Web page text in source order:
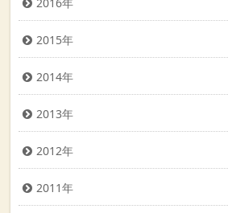
2015年
2014年
2013年
2012年
2011年